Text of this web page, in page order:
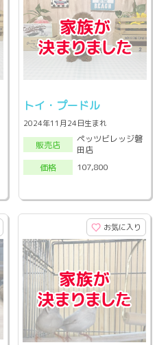
トイ・プードル
2024年11月24日生まれ
販売店
ペッツビレッジ磐
田店
価格
107,800
お気に入り